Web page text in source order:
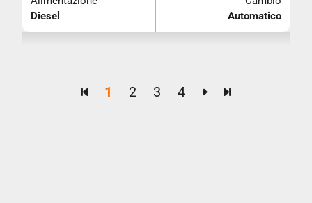
Diesel
Automatico
1 2 3 4